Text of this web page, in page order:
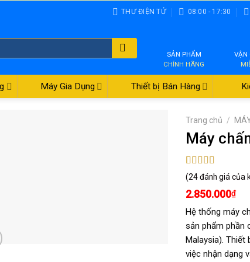
THƯ ĐIỆN TỬ 08:00 - 17:30
SẢN PHẨM
CHÍNH HÃNG
VẬN
Máy Gia Dụng Thiết bị Bán Hàng
Trang chủ /
Máy
4.88trên 5
dựa trên
24
đánh giá
(24đánh giá của
2.850.000₫
Hệ thống máy
sản phẩm phần
Malaysia). Thiết
việc nhận dạng